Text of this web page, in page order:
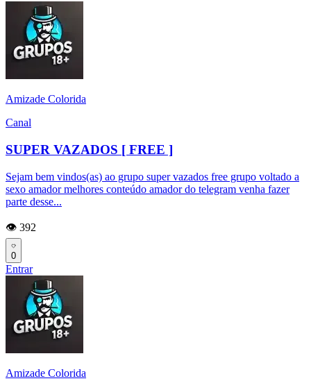
Amizade Colorida
Canal
SUPER VAZADOS [ FREE ]
Sejam bem vindos(as) ao grupo super vazados free grupo voltado a
sexo amador melhores conteúdo amador do telegram venha fazer
parte desse...
👁️ 392
0
Entrar
Amizade Colorida